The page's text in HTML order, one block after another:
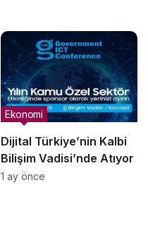
Dijital Türkiye’nin Kalbi
Bilişim Vadisi’nde Atıyor
Ekonomi
1 ay önce